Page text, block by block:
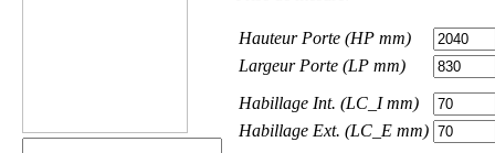
Hauteur Porte (HP mm)
Largeur Porte (LP mm)
Habillage Int. (LC_I mm)
Habillage Ext. (LC_E mm)